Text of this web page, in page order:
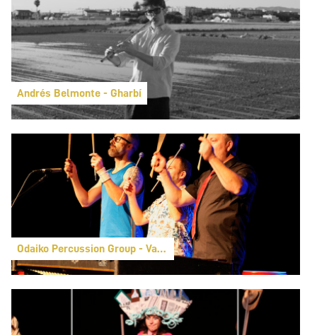
Andrés Belmonte - Gharbí
Odaiko Percussion Group - Vaya ritmo